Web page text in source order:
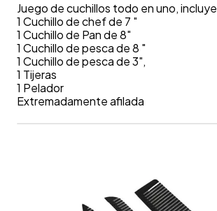
Juego de cuchillos todo en uno, incluye
1 Cuchillo de chef de 7 "
1 Cuchillo de Pan de 8"
1 Cuchillo de pesca de 8 "
1 Cuchillo de pesca de 3",
1 Tijeras
1 Pelador
Extremadamente afilada